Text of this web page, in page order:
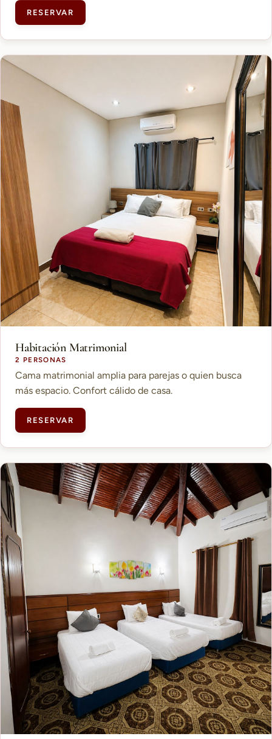
RESERVAR
Habitación Matrimonial
2 PERSONAS
Cama matrimonial amplia para parejas o quien busca
más espacio. Confort cálido de casa.
RESERVAR